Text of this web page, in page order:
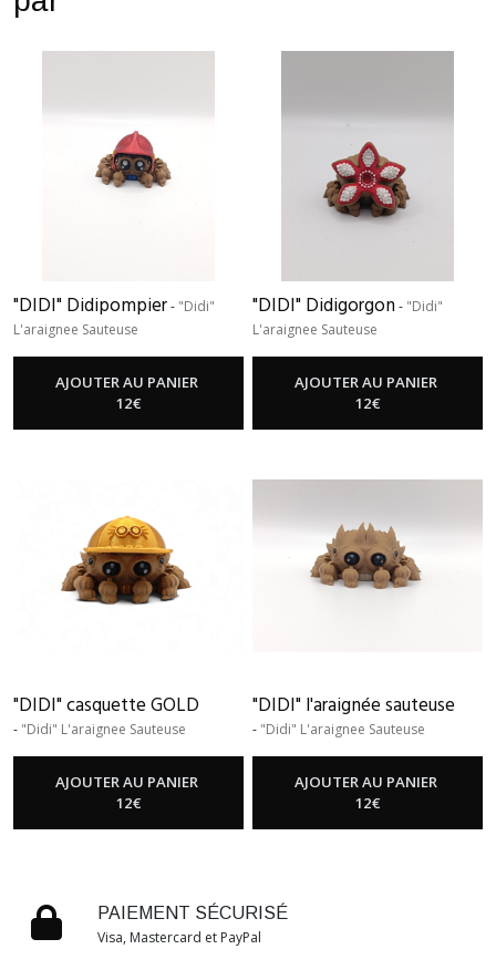
"DIDI" Didipompier- "Didi"
L'araignee Sauteuse
AJOUTER AU PANIER
12€
"DIDI" Didigorgon - "Didi"
L'araignee Sauteuse
AJOUTER AU PANIER
12€
"DIDI" casquette GOLD
- "Didi" L'araignee Sauteuse
AJOUTER AU PANIER
12€
"DIDI" l'araignée sauteuse
- "Didi" L'araignee Sauteuse
AJOUTER AU PANIER
12€
PAIEMENT SÉCURISÉ
Visa, Mastercard et PayPal